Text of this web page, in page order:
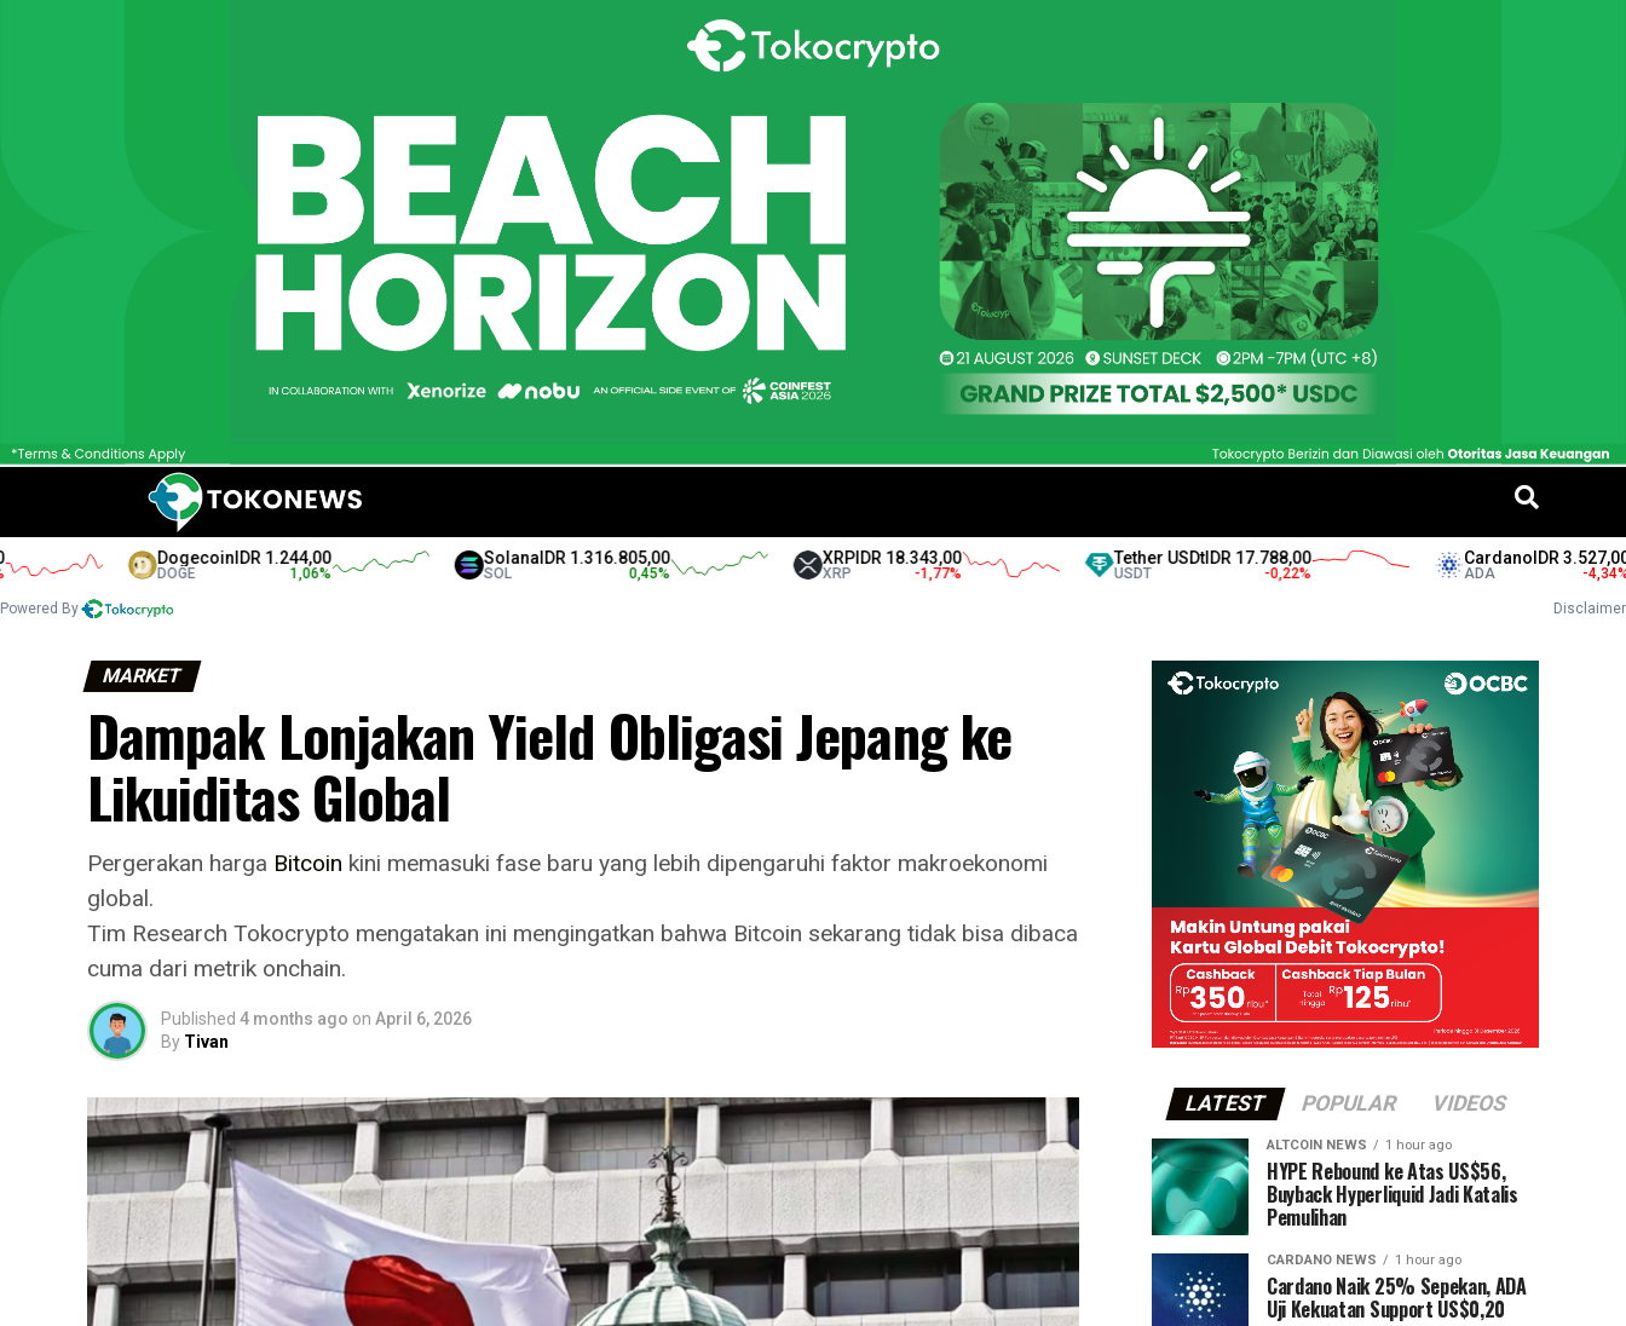
DogecoinIDR 1.244,00
DOGE
SolanaIDR 1.316.805,00 XRP IDR 18.343,00
-1,77
Tether USDtIDR 17.788,00
USDT
CardanoIDR 3.527,00
Powered By Disclaimer
MARKET
Dampak Lonjakan Yield Obligasi Jepang ke
Likuiditas Global
Pergerakan harga Bitcoin kini memasuki fase baru yang lebih dipengaruhi faktor makroekonomi
global.
Tim Research Tokocrypto mengatakan ini mengingatkan bahwa Bitcoin sekarang tidak bisa dibaca
cuma dari metrik onchain.
Published 4 months ago on April 6, 2026
By Tivan
LATEST POPULAR VIDEOS
ALTCOIN NEWS 1 hour ago
HYPE Rebound ke Atas US$56,
Buyback Hyperliquid Jadi Katalis
Pemulihan
CARDANO NEWS 1 hour ago
Cardano Naik 25% Sepekan, ADA
Uji Kekuatan Support US$0,20